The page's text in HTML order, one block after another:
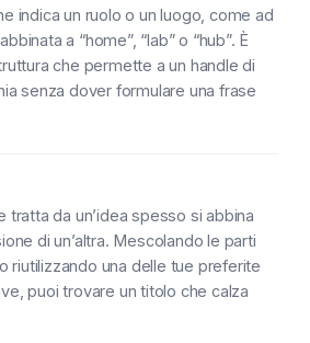
indica un ruolo o un luogo, come ad
a “home”, “lab” o “hub”. È
che permette a un handle di
senza dover formulare una frase
tratta da un’idea spesso si abbina
di un’altra. Mescolando le parti
riutilizzando una delle tue preferite
puoi trovare un titolo che calza